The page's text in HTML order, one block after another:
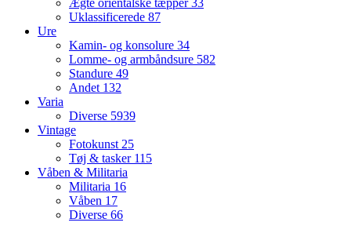
Ægte orientalske tæpper33
Uklassificerede 87
Ure
Kamin- og konsolure 34
Lomme- og armbåndsure 582
Standure 49
Andet 132
Varia
Diverse 5939
Vintage
Fotokunst25
Tøj & tasker 115
Våben & Militaria
Militaria 16
Våben 17
Diverse 66